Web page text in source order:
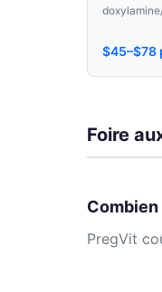
$45–$78
Foire
Combien
PregVit